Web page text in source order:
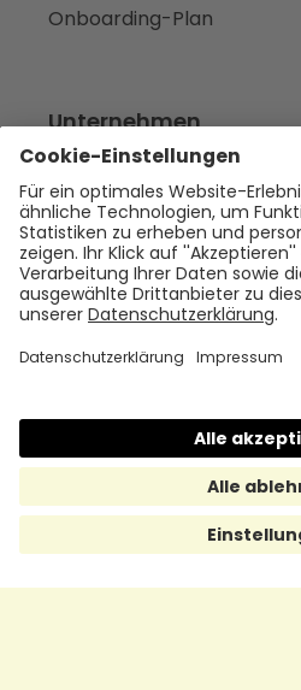
Onboarding-Plan
Unternehmen
Empfehlen
Über uns
Presse
Karriere
Rechtliches
Datenschutz